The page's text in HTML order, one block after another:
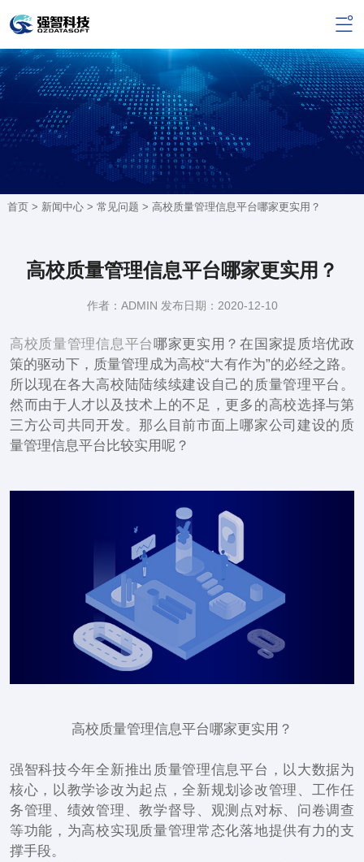
首页 > 新闻中心> 常见问题 > 高校质量管理信息平台哪家更实用？
高校质量管理信息平台哪家更实用？
作者：ADMIN 发布日期：2020-12-10
高校质量管理信息平台 哪家更实用？在国家提质培优政
策的驱动下，质量管理成为高校“大有作为”的必经之路。
所以现在各大高校陆陆续续建设自己的质量管理平台。
然而由于人才以及技术上的不足，更多的高校选择与第
三方公司共同开发。那么目前市面上哪家公司建设的质
量管理信息平台比较实用呢？
高校质量管理信息平台哪家更实用？
强智科技今年全新推出质量管理信息平台，以大数据为
核心，以教学诊改为起点，全新规划诊改管理、工作任
务管理、绩效管理、教学督导、观测点对标、问卷调查
等功能，为高校实现质量管理常态化落地提供有力的支
撑手段。